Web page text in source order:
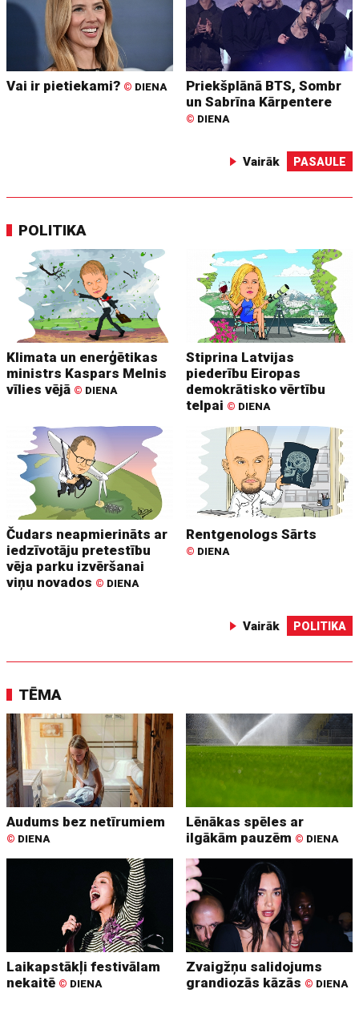
Vai ir pietiekami? © DIENA
Priekšplānā BTS, Sombr
un Sabrīna Kārpentere
© DIENA
Vairāk PASAULE
POLITIKA
Klimata un enerģētikas
ministrs Kaspars Melnis
vīlies vējā © DIENA
Stiprina Latvijas
piederību Eiropas
demokrātisko vērtību
telpai © DIENA
Čudars neapmierināts ar
iedzīvotāju pretestību
vēja parku izvēršanai
viņu novados © DIENA
Rentgenologs Sārts
© DIENA
Vairāk POLITIKA
TĒMA
Audums bez netīrumiem
© DIENA
Lēnākas spēles ar
ilgākām pauzēm © DIENA
Laikapstākļi festivālam
nekaitē © DIENA
Zvaigžņu salidojums
grandiozās kāzās © DIENA